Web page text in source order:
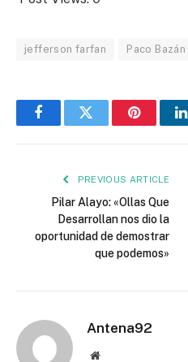
jefferson farfan Paco Bazán
FacebookTwitter Pinterest
PREVIOUS ARTICLE
Pilar Alayo: «Ollas Que
Desarrollan nos dio la
oportunidad de demostrar
que podemos»
Antena92
Website